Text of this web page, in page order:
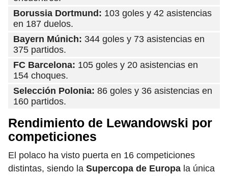
Borussia Dortmund: 103 goles y 42 asistencias
en 187 duelos.
Bayern Múnich: 344 goles y 73 asistencias en
375 partidos.
FC Barcelona: 105 goles y 20 asistencias en
154 choques.
Selección Polonia: 86 goles y 36 asistencias en
160 partidos.
Rendimiento de Lewandowski por
competiciones
El polaco ha visto puerta en 16 competiciones
distintas, siendo la Supercopa de Europa la única